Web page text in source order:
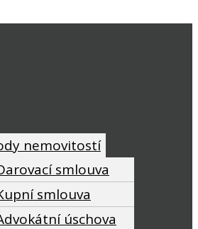
nemovitostí
smlouva
smlouva
úschova